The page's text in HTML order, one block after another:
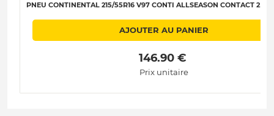
PNEU CONTINENTAL 215/55R16 V97 CONTI ALLSEASON CONTACT 2 XL
AJOUTER AU PANIER
146.90 €
Prix unitaire